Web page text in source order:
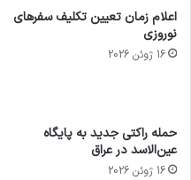
اعلام زمان تعیین تکلیف سفرهای
نوروزی
16 ژوئن 2026
حمله راکتی جدید به پایگاه
عین‌الاسد در عراق
16 ژوئن 2026